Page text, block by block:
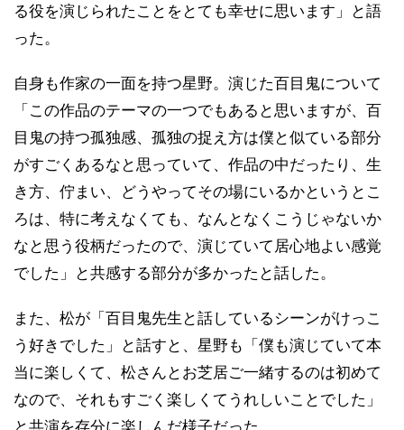
る役を演じられたことをとても幸せに思います」と語
った。
自身も作家の一面を持つ星野。演じた百目鬼について
「この作品のテーマの一つでもあると思いますが、百
目鬼の持つ孤独感、孤独の捉え方は僕と似ている部分
がすごくあるなと思っていて、作品の中だったり、生
き方、佇まい、どうやってその場にいるかというとこ
ろは、特に考えなくても、なんとなくこうじゃないか
なと思う役柄だったので、演じていて居心地よい感覚
でした」と共感する部分が多かったと話した。
また、松が「百目鬼先生と話しているシーンがけっこ
う好きでした」と話すと、星野も「僕も演じていて本
当に楽しくて、松さんとお芝居ご一緒するのは初めて
なので、それもすごく楽しくてうれしいことでした」
と共演を存分に楽しんだ様子だった。